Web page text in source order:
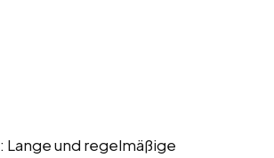
: Lange und regelmäßige